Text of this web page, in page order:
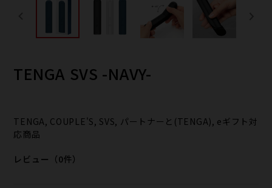
TENGA SVS -NAVY-
TENGA, COUPLE'S, SVS, パートナーと(TENGA), eギフト対
応商品
レビュー（0件）